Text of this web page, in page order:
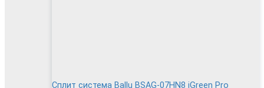
Сплит система Ballu BSAG-07HN8 iGreen Pro